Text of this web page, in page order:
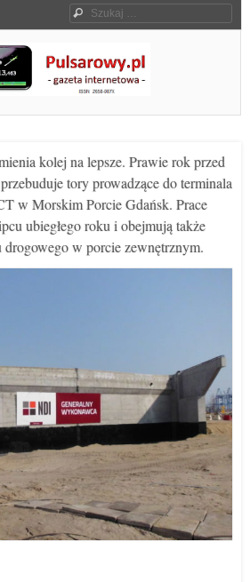
Szukaj
kolej na lepsze. Prawie rok przed
tory prowadzące do terminala
w Morskim Porcie Gdańsk. Prace
ubiegłego roku i obejmują także
drogowego w porcie zewnętrznym.